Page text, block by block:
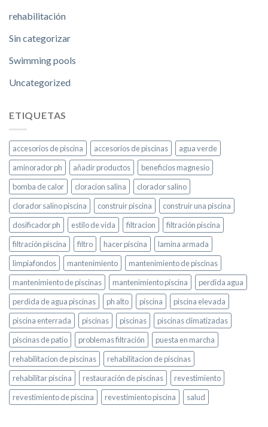
rehabilitación
Sin categorizar
Swimming pools
Uncategorized
ETIQUETAS
accesorios de piscina accesorios de piscinas
agua verde
aminorador ph
añadir productos
beneficios magnesio
bomba de calor
cloracion salina
clorador salino
clorador salino piscina
construir piscina
construir una piscina
dosificador ph
estilo de vida filtracion
filtración piscina
filtración piscina
filtro hacer piscina
lamina armada
limpiafondos
mantenimiento
mantenimiento de piscinas
mantenimiento de piscinas
mantenimiento piscina
perdida agua
perdida de agua piscinas
ph alto piscina
piscina elevada
piscina enterrada
piscinas piscinas
piscinas climatizadas
piscinas de patio
problemas filtración
puesta en marcha
rehabilitacion de piscinas
rehabilitacion de piscinas
rehabilitar piscina
restauración de piscinas
revestimiento
revestimiento de piscina
revestimiento piscina salud